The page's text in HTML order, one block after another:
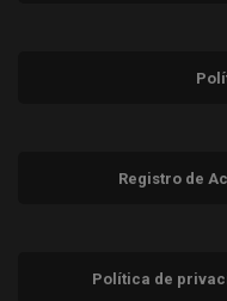
Registro de
Política de